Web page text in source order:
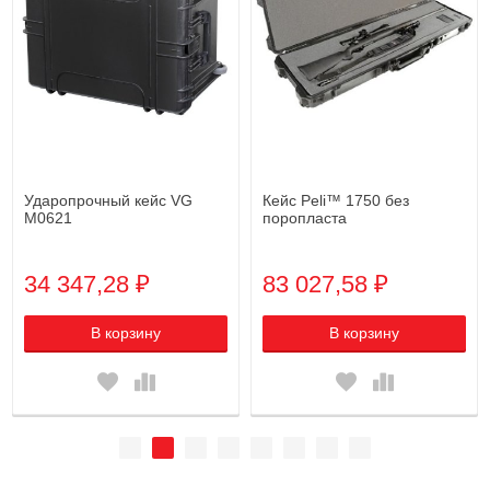
Ударопрочный кейс VG
M0621
34 347,28 ₽
В корзину
Кейс Peli™ 1750 без
поропласта
83 027,58 ₽
В корзину